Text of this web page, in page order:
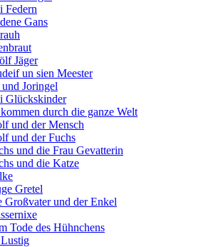
Federn
Gans
Jäger
un sien Meester
Joringel
Glückskinder
kommen durch die ganze Welt
und der Mensch
und der Fuchs
und die Frau Gevatterin
und die Katze
Gretel
Großvater und der Enkel
Tode des Hühnchens